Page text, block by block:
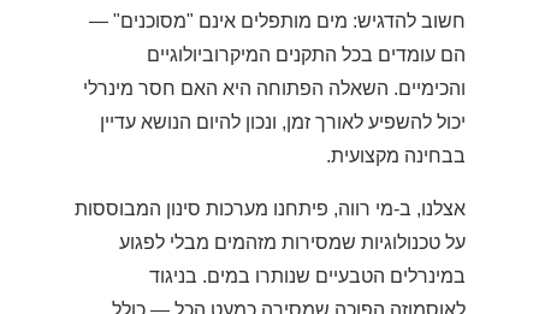
חשוב להדגיש: מים מותפלים אינם "מסוכנים" —
הם עומדים בכל התקנים המיקרוביולוגיים
והכימיים. השאלה הפתוחה היא האם חסר מינרלי
יכול להשפיע לאורך זמן, ונכון להיום הנושא עדיין
בבחינה מקצועית.
אצלנו, ב-מי רווה, פיתחנו מערכות סינון המבוססות
על טכנולוגיות שמסירות מזהמים מבלי לפגוע
במינרלים הטבעיים שנותרו במים. בניגוד